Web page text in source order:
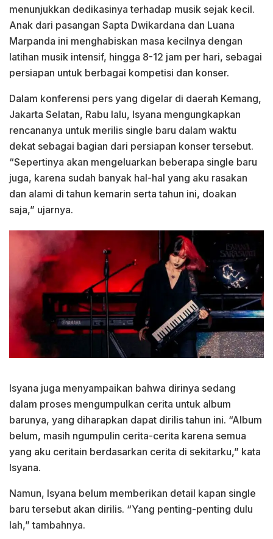
menunjukkan dedikasinya terhadap musik sejak kecil.
Anak dari pasangan Sapta Dwikardana dan Luana
Marpanda ini menghabiskan masa kecilnya dengan
latihan musik intensif, hingga 8-12 jam per hari, sebagai
persiapan untuk berbagai kompetisi dan konser.
Dalam konferensi pers yang digelar di daerah Kemang,
Jakarta Selatan, Rabu lalu, Isyana mengungkapkan
rencananya untuk merilis single baru dalam waktu
dekat sebagai bagian dari persiapan konser tersebut.
“Sepertinya akan mengeluarkan beberapa single baru
juga, karena sudah banyak hal-hal yang aku rasakan
dan alami di tahun kemarin serta tahun ini, doakan
saja,” ujarnya.
Isyana juga menyampaikan bahwa dirinya sedang
dalam proses mengumpulkan cerita untuk album
barunya, yang diharapkan dapat dirilis tahun ini. “Album
belum, masih ngumpulin cerita-cerita karena semua
yang aku ceritain berdasarkan cerita di sekitarku,” kata
Isyana.
Namun, Isyana belum memberikan detail kapan single
baru tersebut akan dirilis. “Yang penting-penting dulu
lah,” tambahnya.